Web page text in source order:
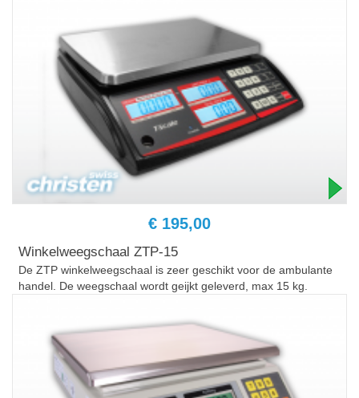
€ 195,00
Winkelweegschaal ZTP-15
De ZTP winkelweegschaal is zeer geschikt voor de ambulante
handel. De weegschaal wordt geijkt geleverd, max 15 kg.